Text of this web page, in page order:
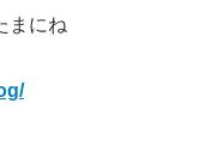
まにね